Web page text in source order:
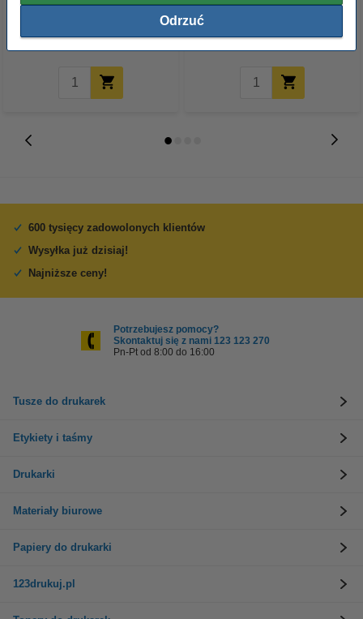
Odrzuć
129,00 zł z VAT 235,00 zł z VAT
600 tysięcy zadowolonych klientów
Wysyłka już dzisiaj!
Najniższe ceny!
Potrzebujesz pomocy?
Skontaktuj się z nami 123 123 270
Pn-Pt od 8:00 do 16:00
Tusze do drukarek
Etykiety i taśmy
Drukarki
Materiały biurowe
Papiery do drukarki
123drukuj.pl